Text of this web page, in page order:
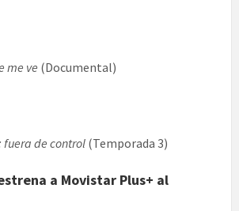
me ve (Documental)
fuera de control (Temporada 3)
a Movistar Plus+ al